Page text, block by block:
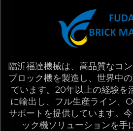
臨沂福達機械は、高品質なコ
ブロック機を製造し、世界中
ています。20年以上の経験を
に輸出し、フル生産ライン、
サポートを提供しています。
ック機ソリューションを手